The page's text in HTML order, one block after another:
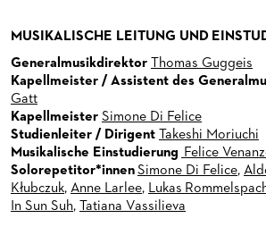
10
11 12 13 14
18 19 20
24
25 26 27 28
31
WIEDER­AUFNAHMEN
LIEDERABENDE
LIEDERABENDE
KONZERTE
MUSEUMSKONZERTE
KAMMERMUSIK
KONZERTE DER PAUL-HINDEMITH-
VER­AN­STAL­TUNG­EN
OPER EXTRA
OPER IM DIALOG
JETZT! JUNGE OPER
FÜR KINDER UND FAMILIEN
ENSEMBLE / GÄSTE / OPERNSTUDIO /
MUSIKALISCHE LEITUNG UND
Generalmusikdirektor
Thomas Guggeis
Kapellmeister / Assistent des
Gatt
Kapellmeister Simone Di Felice
Studienleiter / Dirigent
Takeshi Moriuchi
Musikalische Einstudierung Felice
Solorepetitor*innenSimone Di Felice,
Kłubczuk, Anne Larlee, Lukas
In Sun Suh, Tatiana Vassilieva